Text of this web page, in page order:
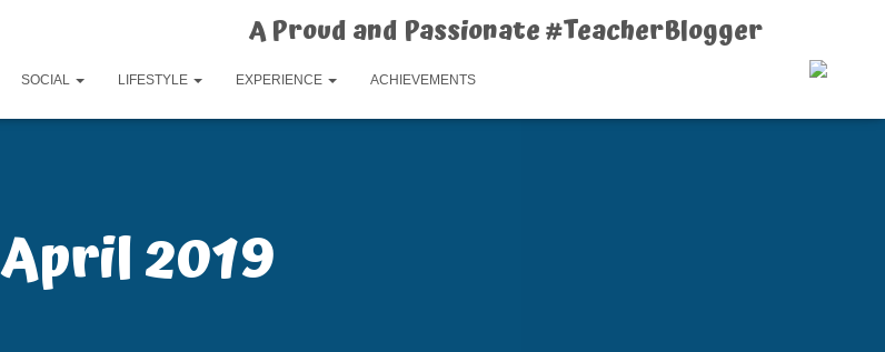
A Proud and Passionate #TeacherBlogger
SOCIAL LIFESTYLE EXPERIENCE ACHIEVEMENTS
April 2019